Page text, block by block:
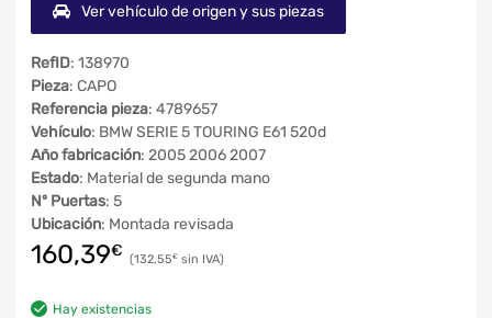
Ver vehículo de origen y sus piezas
RefID: 138970
Pieza: CAPO
Referencia pieza: 4789657
Vehículo: BMW SERIE 5 TOURING E61 520d
Año fabricación: 2005 2006 2007
Estado: Material de segunda mano
Nº Puertas: 5
Ubicación: Montada revisada
160,39€ 132,55€
Hay existencias